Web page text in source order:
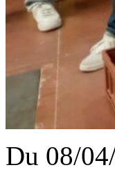
Du 08/